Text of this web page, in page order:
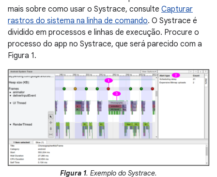
mais sobre como usar o Systrace, consulte Capturar
rastros do sistema na linha de comando. O Systrace é
dividido em processos e linhas de execução. Procure o
processo do app no Systrace, que será parecido com a
Figura 1.
Figura 1. Exemplo do Systrace.